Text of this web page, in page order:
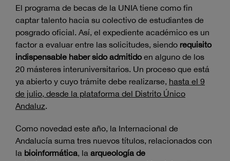
El programa de becas de la UNIA tiene como fin
captar talento hacia su colectivo de estudiantes de
posgrado oficial. Así, el expediente académico es un
factor a evaluar entre las solicitudes, siendo requisito
indispensable haber sido admitidoen alguno de los
20 másteres interuniversitarios. Un proceso que está
ya abierto y cuyo trámite debe realizarse, hasta el 9
de julio, desde la plataforma del Distrito Único
Andaluz.
Como novedad este año, la Internacional de
Andalucía suma tres nuevos títulos, relacionados con
la bioinformática, la arqueología de